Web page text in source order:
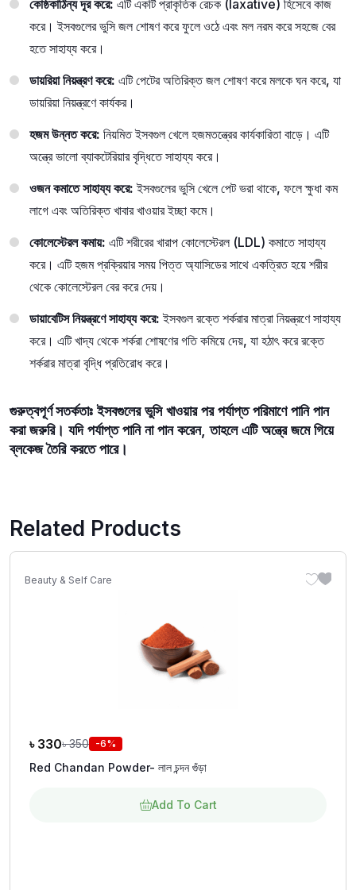
কোষ্ঠকাঠিন্য দূর করে: এটি একটি প্রাকৃতিক রেচক (laxative) হিসেবে কাজ
করে। ইসবগুলের ভুসি জল শোষণ করে ফুলে ওঠে এবং মল নরম করে সহজে বের
হতে সাহায্য করে।
ডায়রিয়া নিয়ন্ত্রণ করে: এটি পেটের অতিরিক্ত জল শোষণ করে মলকে ঘন করে, যা
ডায়রিয়া নিয়ন্ত্রণে কার্যকর।
হজম উন্নত করে: নিয়মিত ইসবগুল খেলে হজমতন্ত্রের কার্যকারিতা বাড়ে। এটি
অন্ত্রে ভালো ব্যাকটেরিয়ার বৃদ্ধিতে সাহায্য করে।
ওজন কমাতে সাহায্য করে: ইসবগুলের ভুসি খেলে পেট ভরা থাকে, ফলে ক্ষুধা কম
লাগে এবং অতিরিক্ত খাবার খাওয়ার ইচ্ছা কমে।
কোলেস্টেরল কমায়: এটি শরীরের খারাপ কোলেস্টেরল (LDL) কমাতে সাহায্য
করে। এটি হজম প্রক্রিয়ার সময় পিত্ত অ্যাসিডের সাথে একত্রিত হয়ে শরীর
থেকে কোলেস্টেরল বের করে দেয়।
ডায়াবেটিস নিয়ন্ত্রণে সাহায্য করে: ইসবগুল রক্তে শর্করার মাত্রা নিয়ন্ত্রণে সাহায্য
করে। এটি খাদ্য থেকে শর্করা শোষণের গতি কমিয়ে দেয়, যা হঠাৎ করে রক্তে
শর্করার মাত্রা বৃদ্ধি প্রতিরোধ করে।
গুরুত্বপূর্ণ সতর্কতাঃইসবগুলের ভুসি খাওয়ার পর পর্যাপ্ত পরিমাণে পানি পান
করা জরুরি। যদি পর্যাপ্ত পানি না পান করেন, তাহলে এটি অন্ত্রে জমে গিয়ে
ব্লকেজ তৈরি করতে পারে।
Related Products
Beauty & Self Care
৳350
৳ 330 -6%
Red Chandan Powder- লাল চন্দন গুঁড়া
Add To Cart